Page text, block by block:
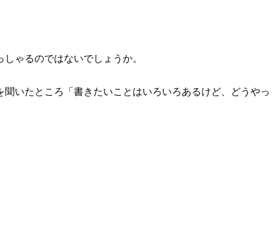
ゃるのではないでしょうか。
いたところ「書きたいことはいろいろあるけど、どうやっ